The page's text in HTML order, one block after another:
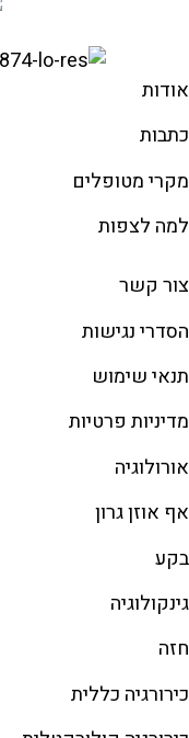
אודות
כתבות
מקרי מטופלים
למה לצפות
צור קשר
הסדרי נגישות
תנאי שימוש
מדיניות פרטיות
אורולוגיה
אף אוזן גרון
בקע
גינקולוגיה
חזה
כירורגיה כללית